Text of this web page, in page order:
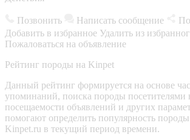
Позвонить Написать сообщение
Добавить в избранное Удалить из
Пожаловаться на объявление
Рейтинг породы на Kinpet
Данный рейтинг формируется на основе
упоминаний, поиска породы посетителями
посещаемости объявлений и других
помогают определить популярность
Kinpet.ru в текущий период времени.